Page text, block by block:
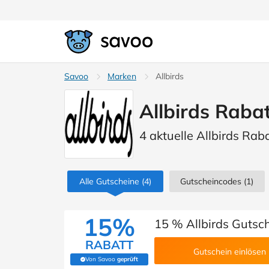
Savoo Marken Allbirds
Allbirds
4 aktuelle Allbirds
Alle Gutscheine (4) Gutscheincodes (1)
15%
RABATT
Von Savoo geprüft
(Von Savoo geprüft)
15 % Allbirds
Gutschein einlösen